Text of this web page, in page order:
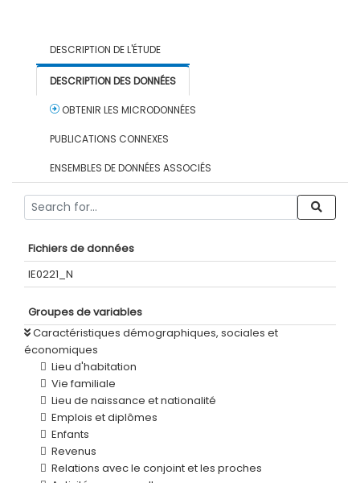
DESCRIPTION DE L'ÉTUDE
DESCRIPTION DES DONNÉES
OBTENIR LES MICRODONNÉES
PUBLICATIONS CONNEXES
ENSEMBLES DE DONNÉES ASSOCIÉS
Fichiers de données
IE0221_N
Groupes de variables
Caractéristiques démographiques, sociales et
économiques
Lieu d'habitation
Vie familiale
Lieu de naissance et nationalité
Emplois et diplômes
Enfants
Revenus
Relations avec le conjoint et les proches